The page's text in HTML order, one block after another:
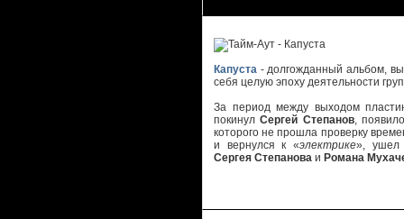
Капуста - долгожданный альбом,
себя целую эпоху деятельности
За период между выходом
покинулСергей Степанов,
которого не прошла проверку
и вернулся к «электрике»,
Сергея Степанова и Романа